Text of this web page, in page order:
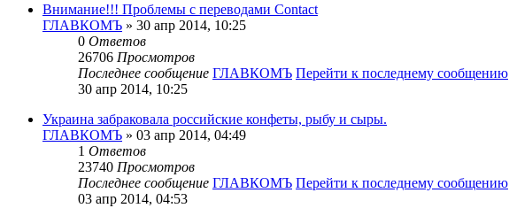
Внимание!!! Проблемы с переводами Contact
ГЛАВКОМЪ » 30 апр 2014, 10:25
0 Ответов
26706 Просмотров
Последнее сообщение ГЛАВКОМЪ Перейти к последнему сообщению
30 апр 2014, 10:25
Украина забраковала российские конфеты, рыбу и сыры.
ГЛАВКОМЪ » 03 апр 2014, 04:49
1 Ответов
23740 Просмотров
Последнее сообщение ГЛАВКОМЪ Перейти к последнему сообщению
03 апр 2014, 04:53